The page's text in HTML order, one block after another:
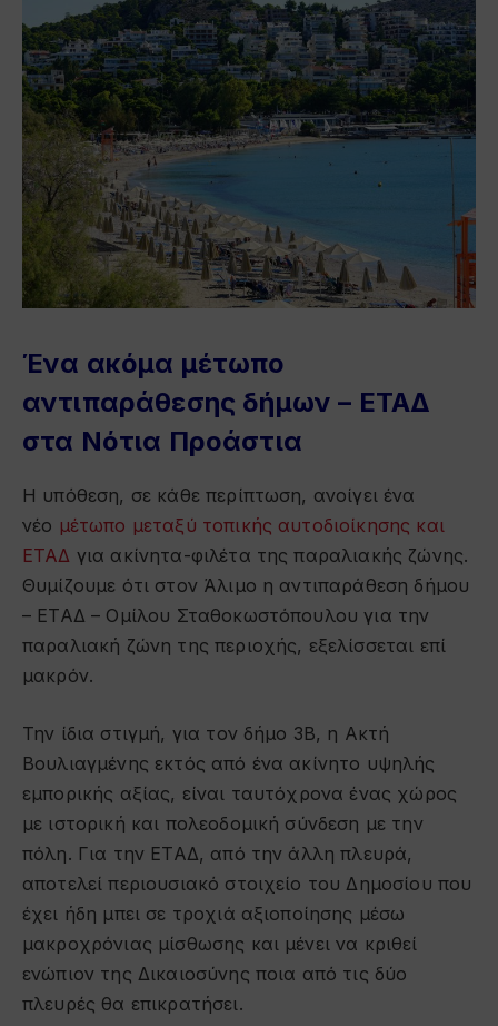
Ένα ακόμα μέτωπο
αντιπαράθεσης δήμων – ΕΤΑΔ
στα Νότια Προάστια
Η υπόθεση, σε κάθε περίπτωση, ανοίγει ένα
νέο μέτωπο μεταξύ τοπικής αυτοδιοίκησης και
ΕΤΑΔ για ακίνητα-φιλέτα της παραλιακής ζώνης.
Θυμίζουμε ότι στον Άλιμο η αντιπαράθεση δήμου
– ΕΤΑΔ – Ομίλου Σταθοκωστόπουλου για την
παραλιακή ζώνη της περιοχής, εξελίσσεται επί
μακρόν.
Την ίδια στιγμή, για τον δήμο 3Β, η Ακτή
Βουλιαγμένης εκτός από ένα ακίνητο υψηλής
εμπορικής αξίας, είναι ταυτόχρονα ένας χώρος
με ιστορική και πολεοδομική σύνδεση με την
πόλη. Για την ΕΤΑΔ, από την άλλη πλευρά,
αποτελεί περιουσιακό στοιχείο του Δημοσίου που
έχει ήδη μπει σε τροχιά αξιοποίησης μέσω
μακροχρόνιας μίσθωσης και μένει να κριθεί
ενώπιον της Δικαιοσύνης ποια από τις δύο
πλευρές θα επικρατήσει.